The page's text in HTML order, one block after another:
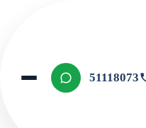
51118073